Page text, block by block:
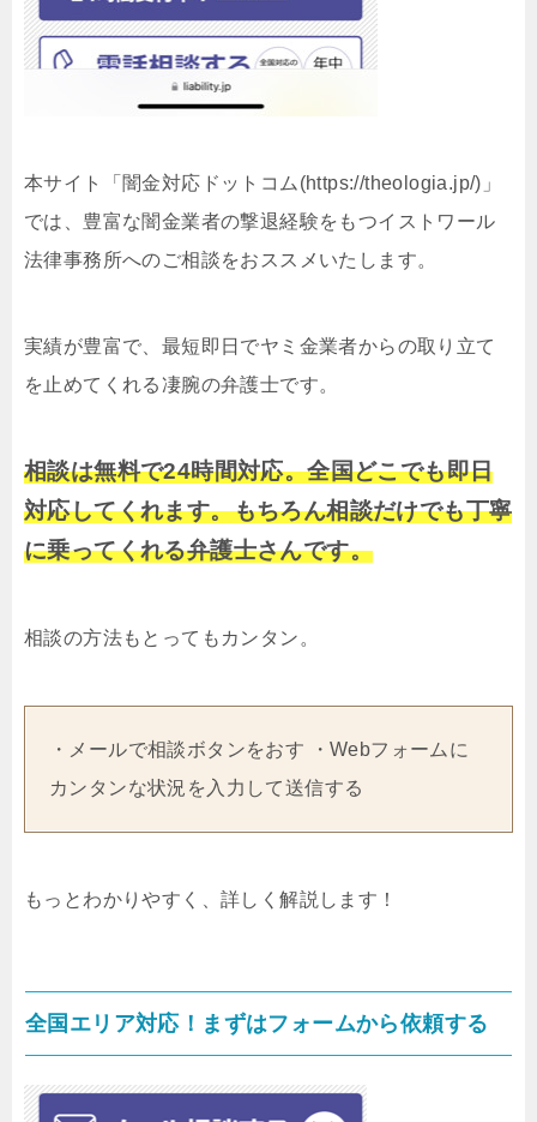
本サイト「闇金対応ドットコム(https://theologia.jp/)」
では、豊富な闇金業者の撃退経験をもつイストワール
法律事務所へのご相談をおススメいたします。
実績が豊富で、最短即日でヤミ金業者からの取り立て
を止めてくれる凄腕の弁護士です。
相談は無料で24時間対応。全国どこでも即日
対応してくれます。もちろん相談だけでも丁寧
に乗ってくれる弁護士さんです。
相談の方法もとってもカンタン。
・メールで相談ボタンをおす ・Webフォームに
カンタンな状況を入力して送信する
もっとわかりやすく、詳しく解説します！
全国エリア対応！まずはフォームから依頼する